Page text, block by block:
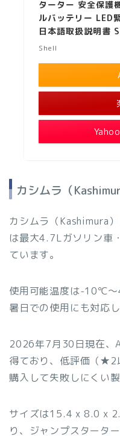
ターター 安全保護
ルバッテリー LED
日本語取扱説明書
Shell
カシムラ（
カシムラ（Kashimura
は最大4.7Lガソリン車
ています。
使用可能温度は-10℃
暑日での使用にも対応し
2026年7月30日現在、
得ており、低評価（★2
購入して失敗しにくい
サイズは15.4 x 8.0 x
り、ジャンプスタータ